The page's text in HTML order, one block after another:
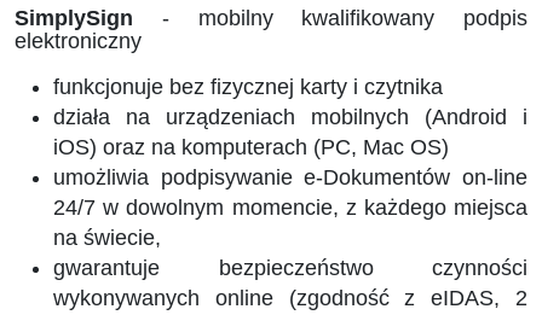
SimplySign - mobilny kwalifikowany podpis
elektroniczny
funkcjonuje bez fizycznej karty i czytnika
działa na urządzeniach mobilnych (Android i
iOS) oraz na komputerach (PC, Mac OS)
umożliwia podpisywanie e-Dokumentów on-line
24/7 w dowolnym momencie, z każdego miejsca
na świecie,
gwarantuje bezpieczeństwo czynności
wykonywanych online (zgodność z eIDAS, 2